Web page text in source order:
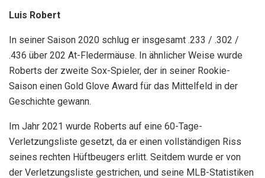
Luis Robert
In seiner Saison 2020 schlug er insgesamt .233 / .302 /
.436 über 202 At-Fledermäuse. In ähnlicher Weise wurde
Roberts der zweite Sox-Spieler, der in seiner Rookie-
Saison einen Gold Glove Award für das Mittelfeld in der
Geschichte gewann.
Im Jahr 2021 wurde Roberts auf eine 60-Tage-
Verletzungsliste gesetzt, da er einen vollständigen Riss
seines rechten Hüftbeugers erlitt. Seitdem wurde er von
der Verletzungsliste gestrichen, und seine MLB-Statistiken